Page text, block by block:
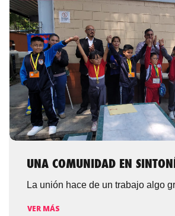
UNA COMUNIDAD EN
La unión hace de un trabajo algo
VER MÁS